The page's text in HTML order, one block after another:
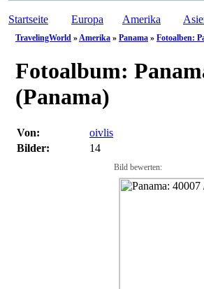
Startseite Europa Amerika
TravelingWorld »Amerika » Panama » Fotoalben:
Fotoalbum:
(Panama)
Von:
oivlis
Bilder:
14
Bild bewerten: